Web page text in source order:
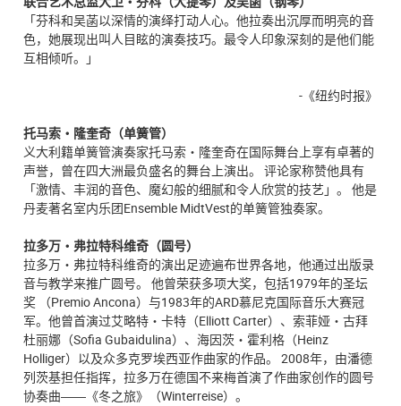
「芬科和吴菡以深情的演绎打动人心。他拉奏出沉厚而明亮的音
色，她展现出叫人目眩的演奏技巧。最令人印象深刻的是他们能
互相倾听。」
-《纽约时报》
托马索・隆奎奇（单簧管）
义大利籍单簧管演奏家托马索・隆奎奇在国际舞台上享有卓著的
声誉，曾在四大洲最负盛名的舞台上演出。 评论家称赞他具有
「激情、丰润的音色、魔幻般的细腻和令人欣赏的技艺」。 他是
丹麦著名室内乐团Ensemble MidtVest的单簧管独奏家。
拉多万・弗拉特科维奇（圆号）
拉多万・弗拉特科维奇的演出足迹遍布世界各地，他通过出版录
音与教学来推广圆号。 他曾荣获多项大奖，包括1979年的圣坛
奖 （Premio Ancona）与1983年的ARD慕尼克国际音乐大赛冠
军。他曾首演过艾略特・卡特（Elliott Carter）、索菲娅・古拜
杜丽娜（Sofia Gubaidulina）、海因茨・霍利格（Heinz
Holliger）以及众多克罗埃西亚作曲家的作品。 2008年，由潘德
列茨基担任指挥，拉多万在德国不来梅首演了作曲家创作的圆号
协奏曲――《冬之旅》（Winterreise）。